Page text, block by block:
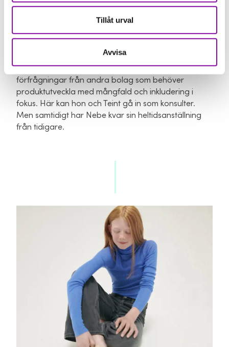
Tillåt urval
Avvisa
företaget. Jag såg ett behov, ett gap på marknaden
som jag ville fylla, med fler inkluderande produkter
som representerar och reflekterar den mångfald vi
Efter lanseringen med Teint har Nebe även fått
förfrågningar från andra bolag som behöver
produktutveckla med mångfald och inkludering i
fokus. Här kan hon och Teint gå in som konsulter.
Men samtidigt har Nebe kvar sin heltidsanställning
från tidigare.